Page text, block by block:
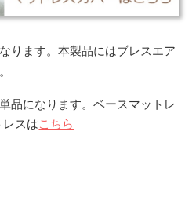
ります。本製品にはブレスエア
品になります。ベースマットレ
スはこちら